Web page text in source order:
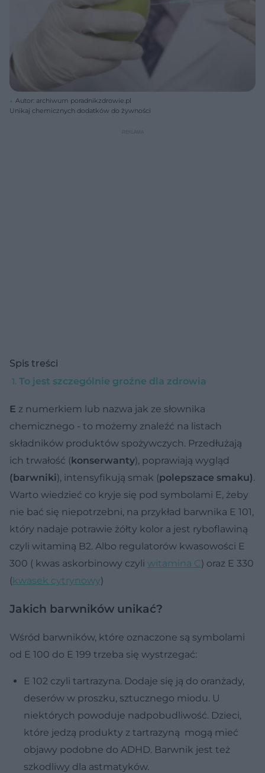
Autor: archiwum poradnikzdrowie.pl
Unikaj chemicznych dodatków do żywności
Spis treści
To jest szczególnie groźne dla zdrowia
E z numerkiem lub nazwa jak ze słownika
chemicznego - to możemy znaleźć na listach
składników produktów spożywczych. Przedłużają
ich trwałość (konserwanty), poprawiają wygląd
(barwniki), intensyfikują smak (polepszace smaku).
Warto wiedzieć co kryje się pod symbolami E, żeby
nie bać się niepotrzebni, na przykład barwnika E 101,
który nadaje potrawie żółty kolor a jest ryboflawiną
czyli witaminą B2. Albo regulatorów kwasowości E
300 ( kwas askorbinowy czyli witamina C) oraz E 330
(kwasek cytrynowy)
Jakich barwników unikać?
Wśród barwników, które oznaczone są symbolami
od E 100 do E 199 trzeba się wystrzegać:
E 102 czyli tartrazyna. Dodaje się ją do oranżady,
deserów w proszku, sztucznego miodu. U
niektórych powoduje nadpobudliwość. Dzieci,
które jedzą produkty z tartrazyną mogą mieć
objawy podobne do ADHD. Barwnik jest też
szkodliwy dla astmatyków.